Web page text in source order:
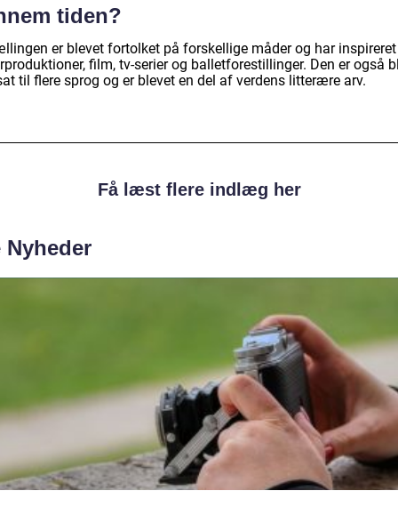
tiden?
er blevet fortolket på forskellige måder og har inspireret
film, tv-serier og balletforestillinger. Den er også
til flere sprog og er blevet en del af verdens litterære arv.
Få læst flere indlæg her
Nyheder